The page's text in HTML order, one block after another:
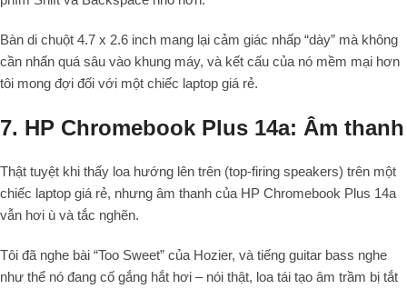
Bàn di chuột 4.7 x 2.6 inch mang lại cảm giác nhấp “dày” mà không
cần nhấn quá sâu vào khung máy, và kết cấu của nó mềm mại hơn
tôi mong đợi đối với một chiếc laptop giá rẻ.
7. HP Chromebook Plus 14a: Âm thanh
Thật tuyệt khi thấy loa hướng lên trên (top-firing speakers) trên một
chiếc laptop giá rẻ, nhưng âm thanh của HP Chromebook Plus 14a
vẫn hơi ù và tắc nghẽn.
Tôi đã nghe bài “Too Sweet” của Hozier, và tiếng guitar bass nghe
như thể nó đang cố gắng hắt hơi – nói thật, loa tái tạo âm trầm bị tắt